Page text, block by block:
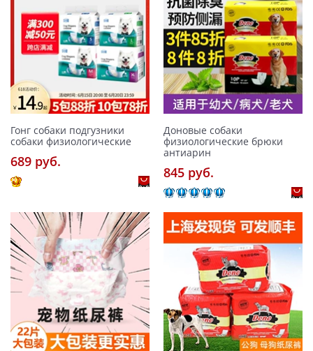
Гонг собаки подгузники
собаки физиологические
689 pуб.
Доновые собаки
физиологические брюки
антиарин
845 pуб.